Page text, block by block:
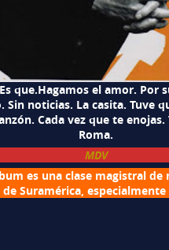
que.Hagamos el amor. Por
Sin noticias. La casita. Tuve
Cada vez que te
Roma.
MDV
es una clase magistral
Suramérica,